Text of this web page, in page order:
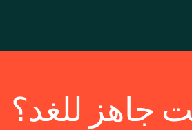
جاهز للغد؟